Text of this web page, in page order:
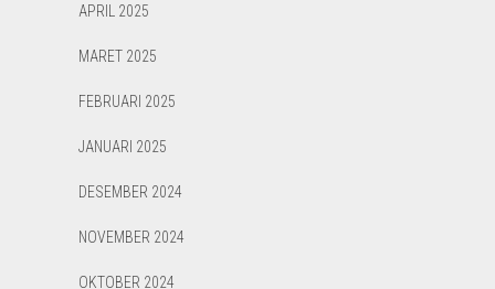
APRIL 2025
MARET 2025
FEBRUARI 2025
JANUARI 2025
DESEMBER 2024
NOVEMBER 2024
OKTOBER 2024